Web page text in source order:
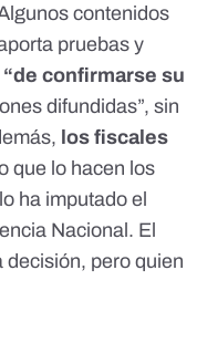
contenidos
pruebas y
“de confirmarse su
difundidas”, sin
los fiscales
que lo hacen los
ha imputado el
Nacional. El
decisión, pero quien